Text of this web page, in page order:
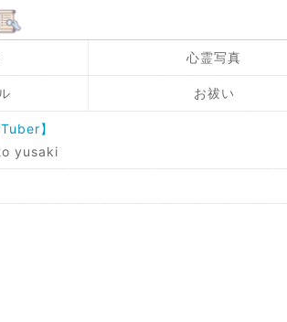
心霊写真
お祓い
】
yusaki